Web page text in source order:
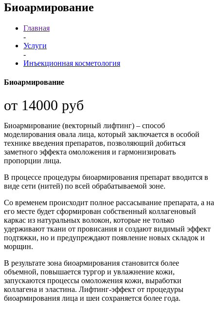
Биоармирование
Главная
-
Услуги
-
Инъекционная косметология
Биоармирование
от 14000 руб
Биоармирование (векторный лифтинг) – способ
моделирования овала лица, который заключается в особой
технике введения препаратов, позволяющий добиться
заметного эффекта омоложения и гармонизировать
пропорции лица.
В процессе процедуры биоармирования препарат вводится в
виде сети (нитей) по всей обрабатываемой зоне.
Со временем происходит полное рассасывание препарата, а на
его месте будет сформирован собственный коллагеновый
каркас из натуральных волокон, которые не только
удерживают ткани от провисания и создают видимый эффект
подтяжки, но и предупреждают появление новых складок и
морщин.
В результате зона биоармирования становится более
объемной, повышается тургор и увлажнение кожи,
запускаются процессы омоложения кожи, выработки
коллагена и эластина. Лифтинг-эффект от процедуры
биоармирования лица и шеи сохраняется более года.